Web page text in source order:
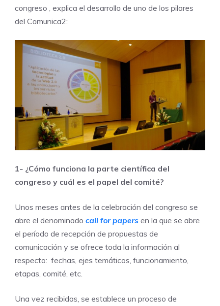
congreso , explica el desarrollo de uno de los pilares
del Comunica2:
1- ¿Cómo funciona la parte científica del
congreso y cuál es el papel del comité?
Unos meses antes de la celebración del congreso se
abre el denominado call for papers en la que se abre
el período de recepción de propuestas de
comunicación y se ofrece toda la información al
respecto: fechas, ejes temáticos, funcionamiento,
etapas, comité, etc.
Una vez recibidas, se establece un proceso de